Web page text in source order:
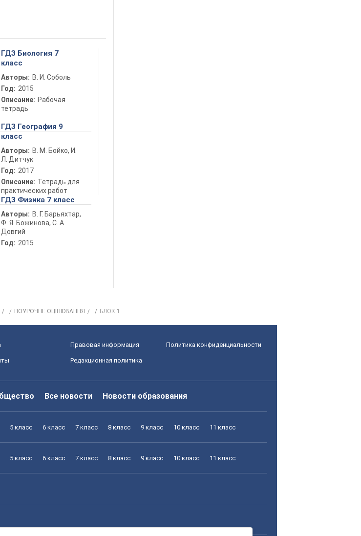
ГДЗ Биология 7
класс
Авторы: В. И. Соболь
Год: 2015
Описание: Рабочая
тетрадь
ГДЗ География 9
класс
Авторы: В. М. Бойко, И.
Л. Дитчук
Год: 2017
Описание: Тетрадь для
практических работ
ГДЗ Физика 7 класс
Авторы: В. Г. Барьяхтар,
Ф. Я. Божинова, С. А.
Довгий
Год: 2015
ПОУРОЧНЕ ОЦІНЮВАННЯ БЛОК 1
Правовая информация Политика конфиденциальности
Редакционная политика
Все новости Новости образования
5 класс 6 класс 7 класс 8 класс 9 класс 10 класс 11 класс
5 класс 6 класс 7 класс 8 класс 9 класс 10 класс 11 класс